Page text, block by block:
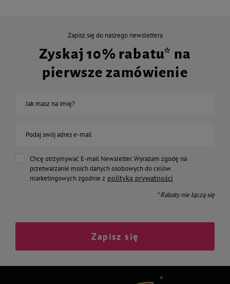
Zapisz się do naszego newslettera
Zyskaj 10% rabatu* na
pierwsze zamówienie
Jak masz na imię?
Podaj swój adres e-mail
Chcę otrzymywać E-mail Newsletter. Wyrażam zgodę na
przetwarzanie moich danych osobowych do celów
marketingowych zgodnie z polityką prywatności
* Rabaty nie łączą się
Zapisz się